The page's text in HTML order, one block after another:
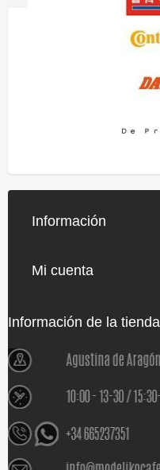
Información
Mi cuenta
Información de la tienda